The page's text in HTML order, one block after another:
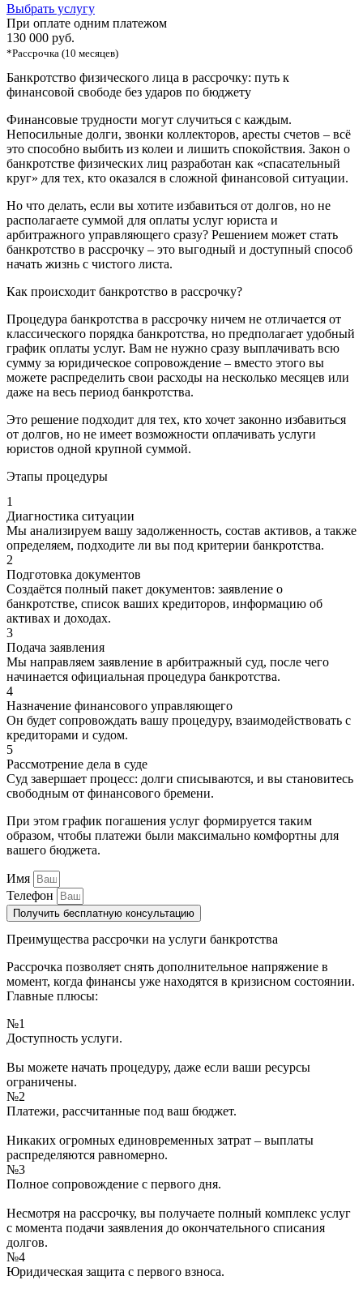
Выбрать услугу
При оплате одним платежом
130 000 руб.
*Рассрочка (10 месяцев)
Банкротство физического лица в рассрочку: путь к
финансовой свободе без ударов по бюджету
Финансовые трудности могут случиться с каждым.
Непосильные долги, звонки коллекторов, аресты счетов – всё
это способно выбить из колеи и лишить спокойствия. Закон о
банкротстве физических лиц разработан как «спасательный
круг» для тех, кто оказался в сложной финансовой ситуации.
Но что делать, если вы хотите избавиться от долгов, но не
располагаете суммой для оплаты услуг юриста и
арбитражного управляющего сразу? Решением может стать
банкротство в рассрочку – это выгодный и доступный способ
начать жизнь с чистого листа.
Как происходит банкротство в рассрочку?
Процедура банкротства в рассрочку ничем не отличается от
классического порядка банкротства, но предполагает удобный
график оплаты услуг. Вам не нужно сразу выплачивать всю
сумму за юридическое сопровождение – вместо этого вы
можете распределить свои расходы на несколько месяцев или
даже на весь период банкротства.
Это решение подходит для тех, кто хочет законно избавиться
от долгов, но не имеет возможности оплачивать услуги
юристов одной крупной суммой.
Этапы процедуры
1
Диагностика ситуации
Мы анализируем вашу задолженность, состав активов, а также
определяем, подходите ли вы под критерии банкротства.
2
Подготовка документов
Создаётся полный пакет документов: заявление о
банкротстве, список ваших кредиторов, информацию об
активах и доходах.
3
Подача заявления
Мы направляем заявление в арбитражный суд, после чего
начинается официальная процедура банкротства.
4
Назначение финансового управляющего
Он будет сопровождать вашу процедуру, взаимодействовать с
кредиторами и судом.
5
Рассмотрение дела в суде
Суд завершает процесс: долги списываются, и вы становитесь
свободным от финансового бремени.
При этом график погашения услуг формируется таким
образом, чтобы платежи были максимально комфортны для
вашего бюджета.
Имя
Телефон
Получить бесплатную консультацию
Преимущества рассрочки на услуги банкротства
Рассрочка позволяет снять дополнительное напряжение в
момент, когда финансы уже находятся в кризисном состоянии.
Главные плюсы:
№1
Доступность услуги.
Вы можете начать процедуру, даже если ваши ресурсы
ограничены.
№2
Платежи, рассчитанные под ваш бюджет.
Никаких огромных единовременных затрат – выплаты
распределяются равномерно.
№3
Полное сопровождение с первого дня.
Несмотря на рассрочку, вы получаете полный комплекс услуг
с момента подачи заявления до окончательного списания
долгов.
№4
Юридическая защита с первого взноса.